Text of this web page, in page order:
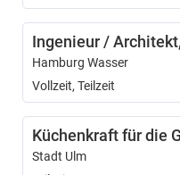
Hamburg Wasser
Vollzeit, Teilzeit
Stadt Ulm